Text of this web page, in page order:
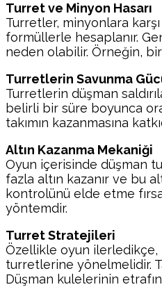
Turret ve Minyon Hasarı
Turretler, minyonlara
formüllerle hesaplanır.
neden olabilir. Örneğin,
Turretlerin Savunma
Turretlerin düşman
belirli bir süre boyunca
takımın kazanmasına
Altın Kazanma Mekaniği
Oyun içerisinde düşman
fazla altın kazanır ve bu
kontrolünü elde etme
yöntemdir.
Turret Stratejileri
Özellikle oyun
turretlerine yönelmelidir.
Düşman kulelerinin